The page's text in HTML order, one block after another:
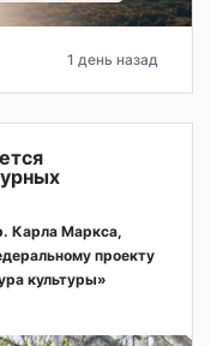
1 день назад
Карла Маркса,
проекту
культуры»